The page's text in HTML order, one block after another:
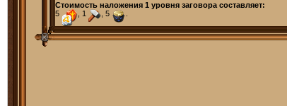
Стоимость наложения 1 уровня заговора составляет:
5
, 1 , 5 .